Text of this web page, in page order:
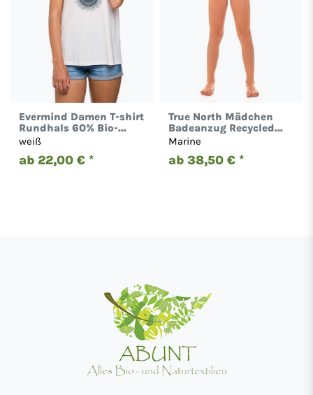
Evermind Damen T-shirt
Rundhals 60% Bio-
Baumwolle Kurzarm
weiß
ab 22,00 € *
True North Mädchen
Badeanzug Recycled
Polyamide 8510
Marine
ab 38,50 € *